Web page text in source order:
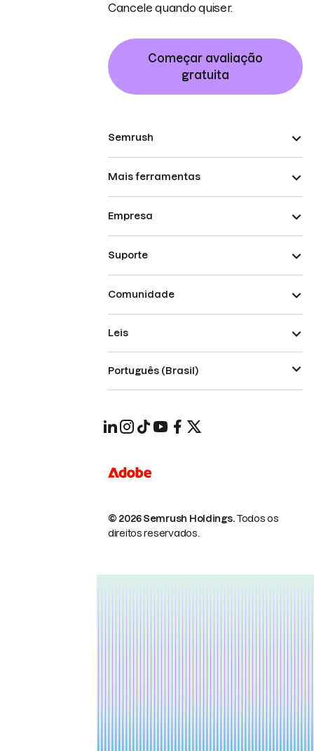
Cancele quando quiser.
Começar avaliação
gratuita
Semrush
Mais ferramentas
Empresa
Suporte
Comunidade
© 2026 Semrush Holdings.Todos os
direitos reservados.
Leis
Português (Brasil)